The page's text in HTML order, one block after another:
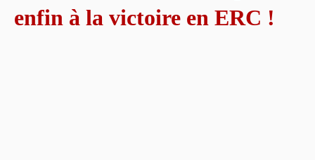
enfin à la victoire en ERC !